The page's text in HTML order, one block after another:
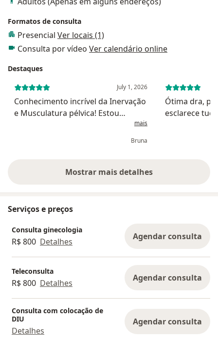
Formatos de consulta
Presencial Ver locais (1)
Consulta por vídeo Ver calendário online
Destaques
July 1, 2026
Conhecimento incrível da Inervação
e Musculatura pélvica! Estou
mais
Bruna
Ótima dra,
esclarece
Mostrar mais detalhes
sobre a experiência
Serviços e preços
Consulta ginecologia
R$ 800 Detalhes Agendar consulta
Teleconsulta
R$ 800 Detalhes Agendar consulta
Consulta com colocação de
DIU
Detalhes
Agendar consulta